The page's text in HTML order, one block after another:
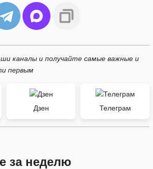
каналы и получайте самые важные и
первым
Дзен Телеграм
за неделю